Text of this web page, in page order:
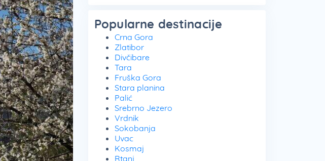
Popularne destinacije
Crna Gora
Zlatibor
Divčibare
Tara
Fruška Gora
Stara planina
Palić
Srebrno Jezero
Vrdnik
Sokobanja
Uvac
Kosmaj
Rtanj